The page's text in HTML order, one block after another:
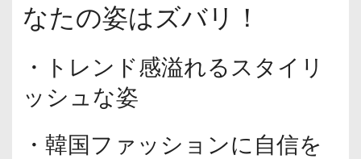
なたの姿はズバリ！
・トレンド感溢れるスタイリ
ッシュな姿
・韓国ファッションに自信を